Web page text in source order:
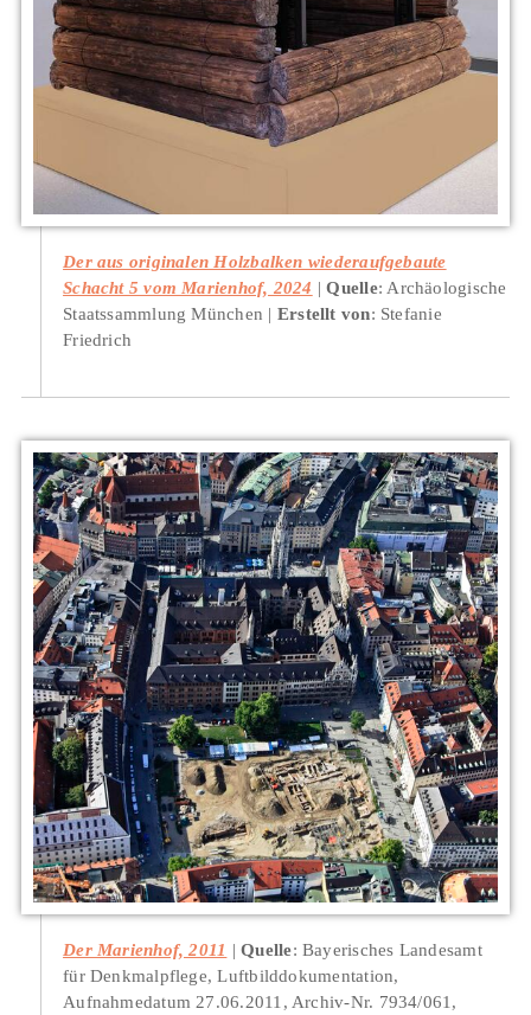
Der aus originalen Holzbalken wiederaufgebaute
Schacht 5 vom Marienhof, 2024
Quelle: Archäologische
Staatssammlung München
Erstellt von: Stefanie
Friedrich
Der Marienhof, 2011 Quelle: Bayerisches Landesamt
für Denkmalpflege, Luftbilddokumentation,
Aufnahmedatum 27.06.2011, Archiv-Nr. 7934/061,